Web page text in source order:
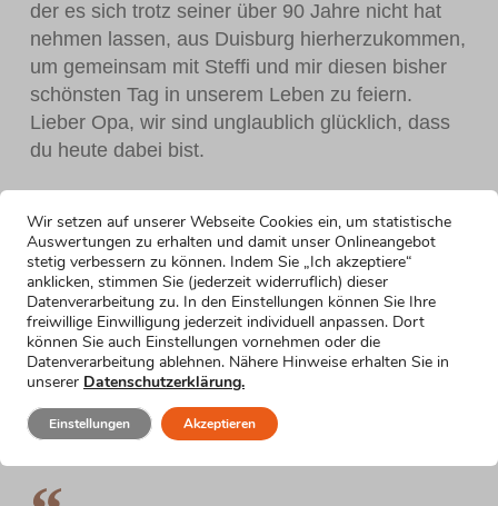
der es sich trotz seiner über 90 Jahre nicht hat
nehmen lassen, aus Duisburg hierherzukommen,
um gemeinsam mit Steffi und mir diesen bisher
schönsten Tag in unserem Leben zu feiern.
Lieber Opa, wir sind unglaublich glücklich, dass
du heute dabei bist.
Liebe Familie, liebe Freunde, ein herzliches
Willkommen an euch alle, die ihr von nah und
fern hierhergekommen seid, um gemeinsam mit
Steffi und mir diesen schönen und wichtigen Tag
in unserem Leben zu feiern.
Wir setzen auf unserer Webseite Cookies ein, um statistische
Auswertungen zu erhalten und damit unser Onlineangebot
stetig verbessern zu können. Indem Sie „Ich akzeptiere“
anklicken, stimmen Sie (jederzeit widerruflich) dieser
Datenverarbeitung zu. In den Einstellungen können Sie Ihre
freiwillige Einwilligung jederzeit individuell anpassen. Dort
können Sie auch Einstellungen vornehmen oder die
Datenverarbeitung ablehnen. Nähere Hinweise erhalten Sie in
unserer Datenschutzerklärung.
Akzeptieren
Einstellungen